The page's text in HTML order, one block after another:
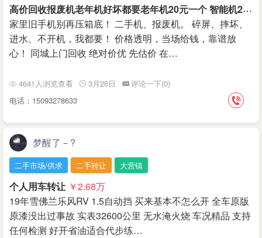
高
价回收报废机老年机好坏都要老年机20元一个 智能机200元一个
家里旧手机别再压箱底！ 二手机、报废机。 碎屏、摔坏、
进水、不开机，我都要！ 价格透明，当场给钱，靠谱放
心！ 同城上门回收 绝对价优 先估价 在…
4641人浏览查看 3月26日
评论一下(0)
电话：15093278633
梦醒了－?
二手市场/供求 二手转让 大营镇
个人用车转让 ￥2.68万
19年雪佛兰乐风RV 1.5自动挡 买来基本不怎么开 全车原版
原漆没出过事故 实表32600公里 无水淹火烧 车况精品 支持
任何检测 好开省油适合代步练…